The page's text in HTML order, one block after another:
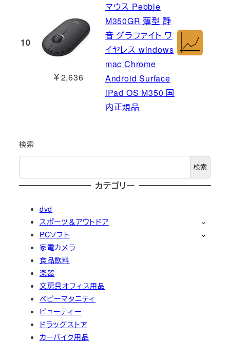
10
￥2,636
マウス Pebble
M350GR 薄型 静
音 グラファイト ワ
イヤレス windows
mac Chrome
Android Surface
iPad OS M350 国
内正規品
検索
検索
カテゴリー
dvd
スポーツ＆アウトドア
PCソフト
家電カメラ
食品飲料
楽器
文房具オフィス用品
ベビーマタニティ
ビューティー
ドラッグストア
カーバイク用品